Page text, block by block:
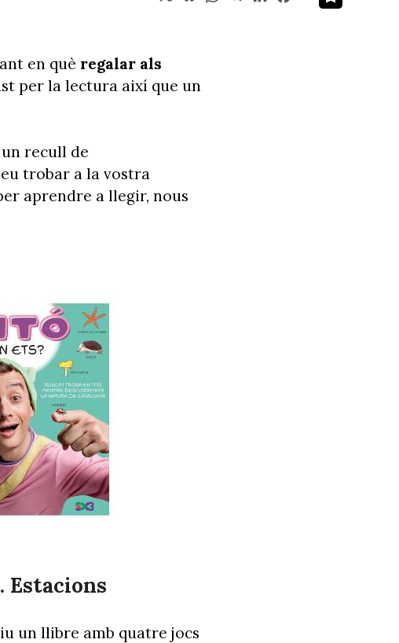
en què regalar als
per la lectura així que un
recull de
trobar a la vostra
aprendre a llegir, nous
Estacions
un llibre amb quatre jocs